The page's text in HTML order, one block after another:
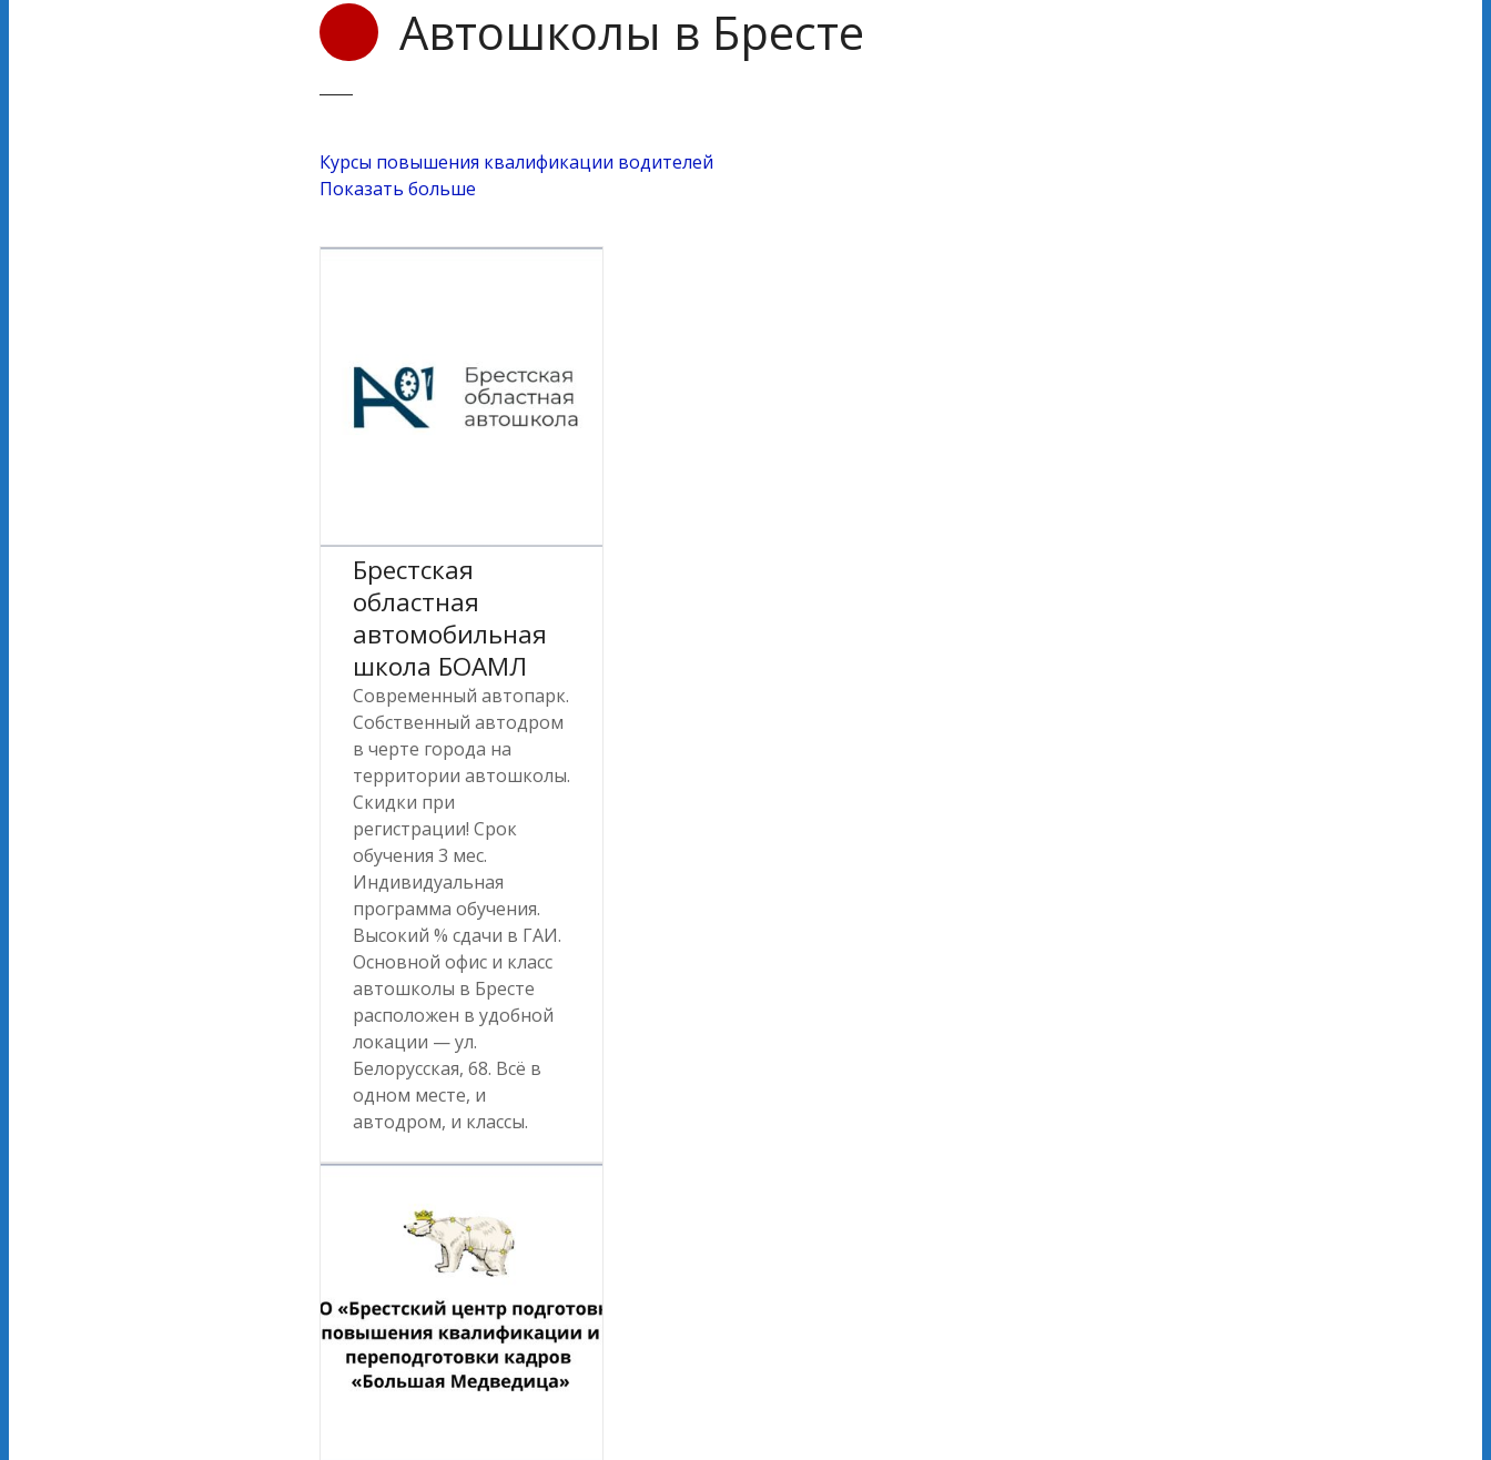
Автошколы в Бресте
Курсы повышения квалификации водителей
Показать больше
Брестская
областная
автомобильная
школа БОАМЛ
Современный автопарк.
Собственный автодром
в черте города на
территории автошколы.
Скидки при
регистрации! Срок
обучения 3 мес.
Индивидуальная
программа обучения.
Высокий % сдачи в ГАИ.
Основной офис и класс
автошколы в Бресте
расположен в удобной
локации — ул.
Белорусская, 68. Всё в
одном месте, и
автодром, и классы.